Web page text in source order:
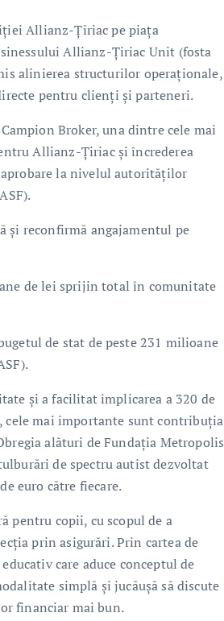
Allianz-Țiriac pe piața
Allianz-Țiriac Unit (fosta
alinierea structurilor operaționale,
pentru clienți și parteneri.
Broker, una dintre cele mai
Allianz-Țiriac și încrederea
la nivelul autorităților
și reconfirmă angajamentul pe
de lei sprijin total în comunitate
de stat de peste 231 milioane
și a facilitat implicarea a 320 de
cele mai importante sunt contribuția
alături de Fundația Metropolis
de spectru autist dezvoltat
euro către fiecare.
pentru copii, cu scopul de a
prin asigurări. Prin cartea de
care aduce conceptul de
simplă și jucăușă să discute
financiar mai bun.